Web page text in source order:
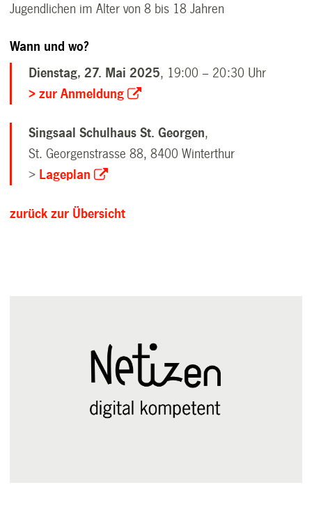
Jugendlichen im Alter von 8 bis 18 Jahren
Wann und wo?
Dienstag, 27. Mai 2025, 19:00 – 20:30 Uhr
> zur Anmeldung
Singsaal Schulhaus St. Georgen,
St. Georgenstrasse 88, 8400 Winterthur
> Lageplan
zurück zur Übersicht